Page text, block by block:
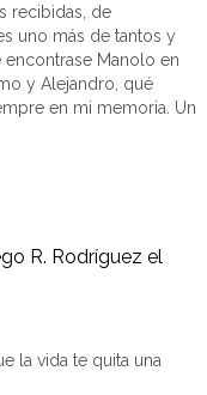
recibidas, de
uno más de tantos y
Manolo en
y Alejandro, qué
en mi memoria. Un
R. Rodríguez el
la vida te quita una